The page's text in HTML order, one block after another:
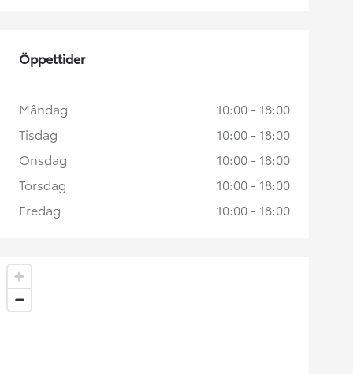
Öppettider
Måndag
10:00 - 18:00
Tisdag
10:00 - 18:00
Onsdag
10:00 - 18:00
Torsdag
10:00 - 18:00
Fredag
10:00 - 18:00